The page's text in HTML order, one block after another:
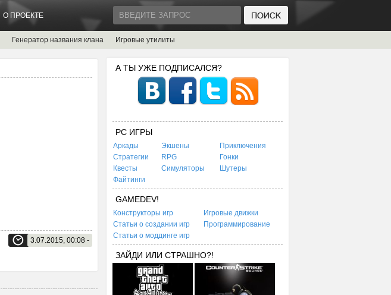
О ПРОЕКТЕ
Генератор названия клана Игровые утилиты
3.07.2015, 00:08 -
А ТЫ УЖЕ ПОДПИСАЛСЯ?
PC ИГРЫ
Аркады Экшены
Приключения
Стратегии
RPG
Гонки
Квесты
Симуляторы
Шутеры
Файтинги
GAMEDEV!
Конструкторы игр
Игровые движки
Статьи о создании игр
Программирование
Статьи о моддинге игр
ЗАЙДИ ИЛИ СТРАШНО?!